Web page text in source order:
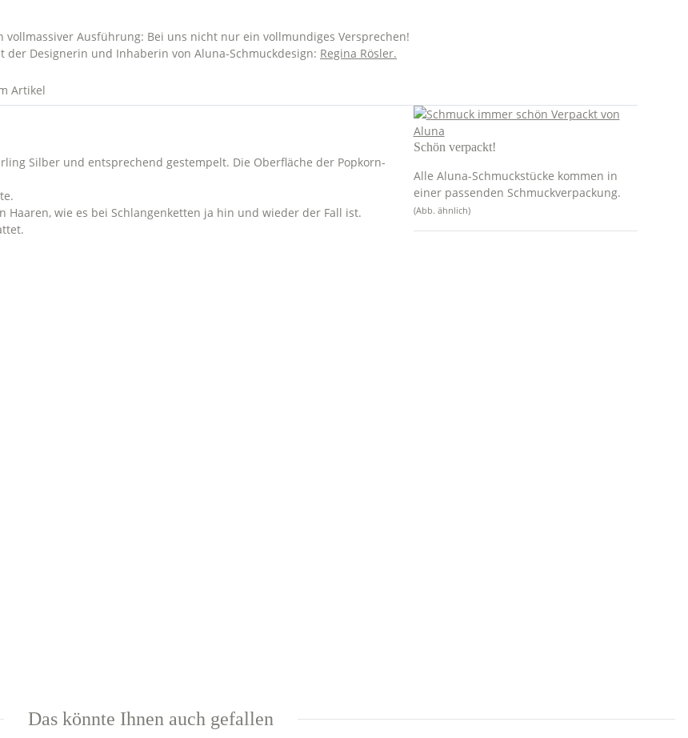
Ausführung: Bei uns nicht nur ein vollmundiges Versprechen!
Designerin und Inhaberin von Aluna-Schmuckdesign: Regina Rösler.
Artikel
Silber und entsprechend gestempelt. Die Oberfläche der Popkorn-
wie es bei Schlangenketten ja hin und wieder der Fall ist.
Schön verpackt!
Alle Aluna-Schmuckstücke kommen in
einer passenden Schmuckverpackung.
(Abb. ähnlich)
Das könnte Ihnen auch gefallen